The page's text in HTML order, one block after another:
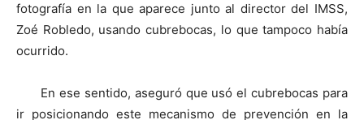
fotografía en la que aparece junto al director del IMSS,
Zoé Robledo, usando cubrebocas, lo que tampoco había
ocurrido.
En ese sentido, aseguró que usó el cubrebocas para
ir posicionando este mecanismo de prevención en la